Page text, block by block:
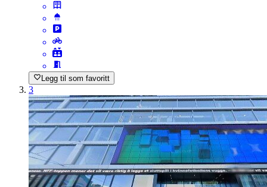
Legg til som favoritt
3